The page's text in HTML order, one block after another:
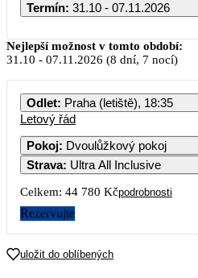
Termín: 31.10 - 07.11.2026
Nejlepší možnost v tomto období:
31.10 - 07.11.2026 (8 dní, 7 nocí)
Odlet: Praha (letiště), 18:35
Letový řád
Pokoj: Dvoulůžkový pokoj
Strava: Ultra All Inclusive
Celkem: 44 780 Kčpodrobnosti
Rezervujte
uložit do oblíbených